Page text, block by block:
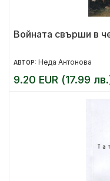
Войната свърши в
АВТОР: Неда Антонова
9.20 EUR (17.99